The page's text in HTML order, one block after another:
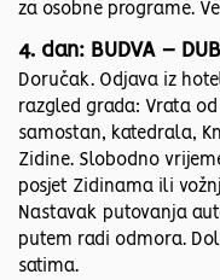
za osobne programe.
4. dan: BUDVA –
Doručak. Odjava iz
razgled grada: Vrata
samostan, katedrala,
Zidine. Slobodno
posjet Zidinama ili
Nastavak putovanja
putem radi odmora.
satima.